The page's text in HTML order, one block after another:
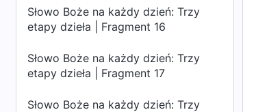
Słowo Boże na każdy dzień: Trzy
etapy dzieła | Fragment 16
Słowo Boże na każdy dzień: Trzy
etapy dzieła | Fragment 17
Słowo Boże na każdy dzień: Trzy